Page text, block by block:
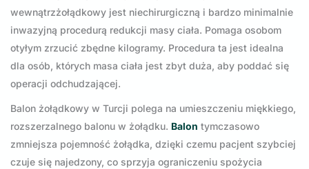
wewnątrzżołądkowy jest niechirurgiczną i bardzo minimalnie
inwazyjną procedurą redukcji masy ciała. Pomaga osobom
otyłym zrzucić zbędne kilogramy. Procedura ta jest idealna
dla osób, których masa ciała jest zbyt duża, aby poddać się
operacji odchudzającej.
Balon żołądkowy w Turcji polega na umieszczeniu miękkiego,
rozszerzalnego balonu w żołądku. Balon tymczasowo
zmniejsza pojemność żołądka, dzięki czemu pacjent szybciej
czuje się najedzony, co sprzyja ograniczeniu spożycia